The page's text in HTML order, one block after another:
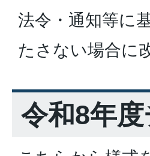
法令・通知等に
たさない場合に
令和8年